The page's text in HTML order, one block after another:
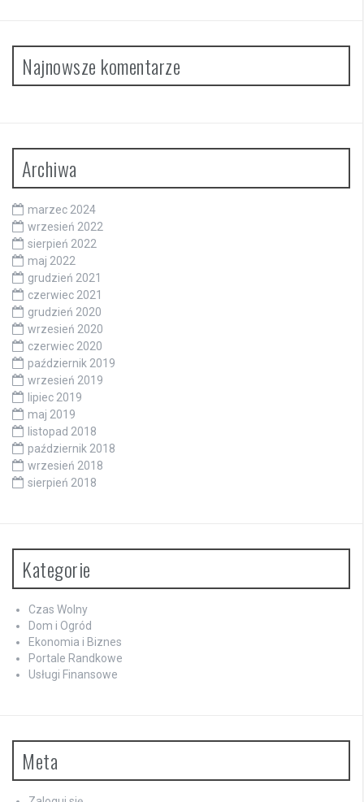
Najnowsze komentarze
Archiwa
marzec 2024
wrzesień 2022
sierpień 2022
maj 2022
grudzień 2021
czerwiec 2021
grudzień 2020
wrzesień 2020
czerwiec 2020
październik 2019
wrzesień 2019
lipiec 2019
maj 2019
listopad 2018
październik 2018
wrzesień 2018
sierpień 2018
Kategorie
Czas Wolny
Dom i Ogród
Ekonomia i Biznes
Portale Randkowe
Usługi Finansowe
Meta